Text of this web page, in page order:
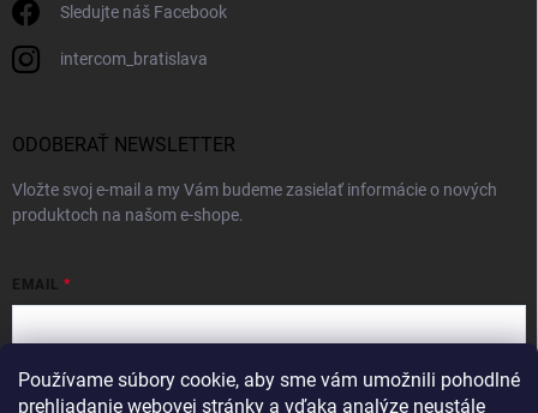
Používame súbory cookie, aby sme vám umožnili pohodlné
prehliadanie webovej stránky a vďaka analýze neustále
Sledujte náš Facebook
intercom_bratislava
ODOBERAŤ NEWSLETTER
Vložte svoj e-mail a my Vám budeme zasielať informácie o nových
produktoch na našom e-shope.
EMAIL
Vložením e-mailu súhlasíte spodmienkami ochrany osobných údajov